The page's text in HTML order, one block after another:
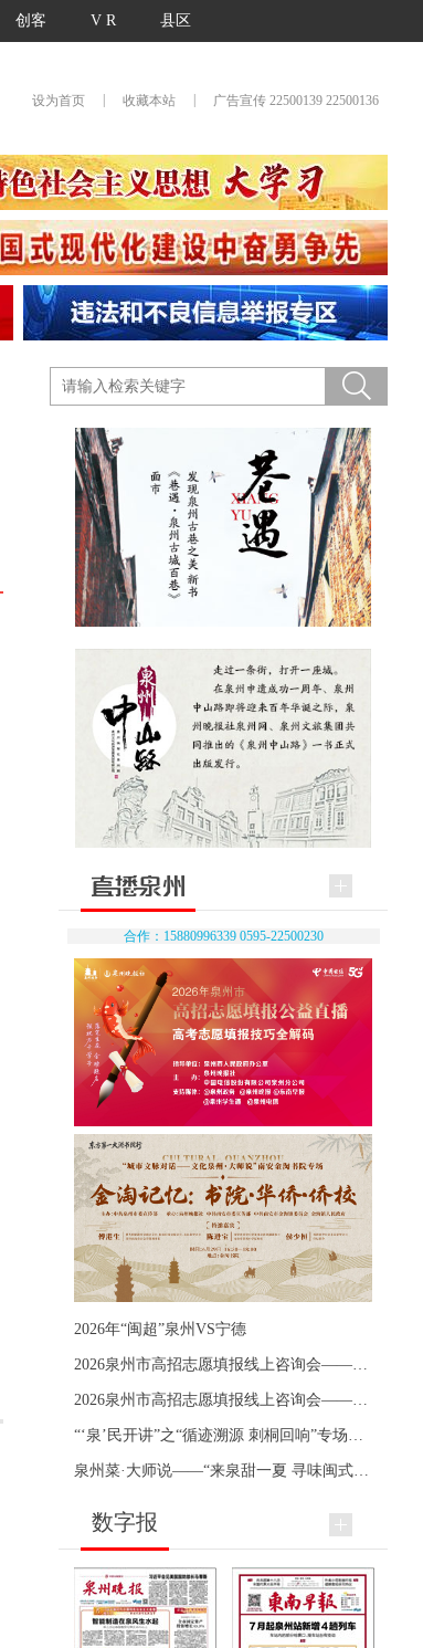
创客 V R 县区
设为首页 收藏本站 广告宣传 22500139 22500136
合作：15880996339 0595-22500230
2026年“闽超”泉州VS宁德
数字报